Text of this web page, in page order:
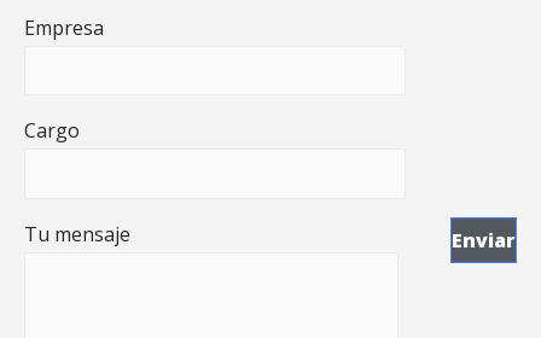
Empresa
Cargo
Tu mensaje